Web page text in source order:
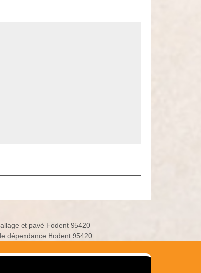
et pavé Hodent 95420
dépendance Hodent 95420